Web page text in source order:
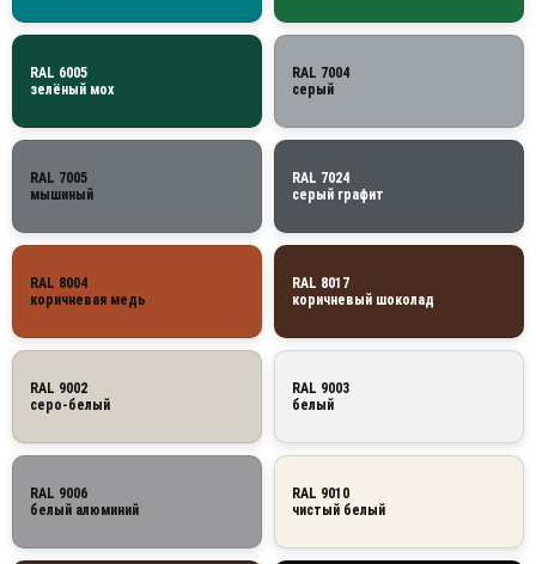
RAL 6005
зелёный мох
RAL 7004
серый
RAL 7005
мышиный
RAL 7024
серый графит
RAL 8004
коричневая медь
RAL 8017
коричневый шоколад
RAL 9002
серо-белый
RAL 9003
белый
RAL 9006
белый алюминий
RAL 9010
чистый белый